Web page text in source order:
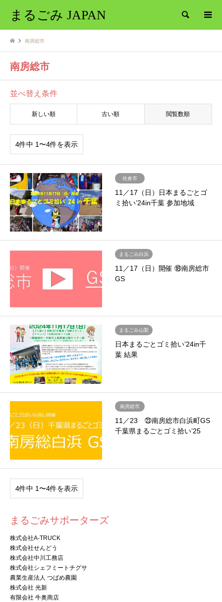
まるごみ JAPAN 検索
南房総市
南房総市
並べ替え条件
新しい順 古い順 閲覧数順
4件中 1〜4件を表示
佐倉市
11／17（日）日本まるごとゴ
ミ拾い’24in千葉 参加地域
まるごみ白浜
11／17（日）開催 ⑱南房総市
GS
まるごみ山梨
日本まるごとゴミ拾い’24in千
葉 結果
南房総市
11／23 ㉓南房総市白浜町GS
千葉県まるごとゴミ拾い’25
4件中 1〜4件を表示
まるごみサポーターズ
株式会社A-TRUCK
株式会社せんどう
株式会社中川工務店
株式会社シェフミートチグサ
農業生産法人 つばめ農園
株式会社 光新
有限会社 牛奥商店